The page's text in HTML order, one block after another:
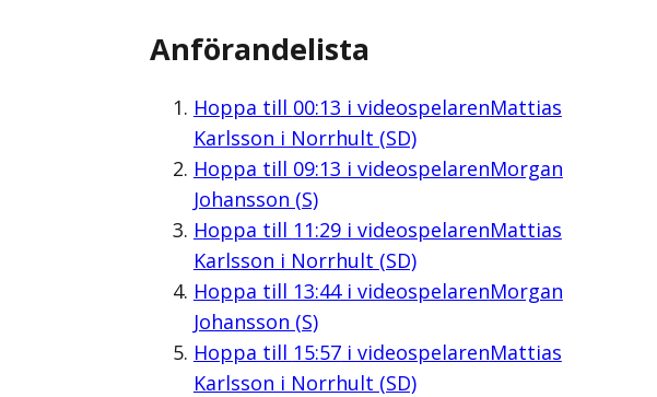
Anförandelista
Hoppa till 00:13 i videospelarenMattias
Karlsson i Norrhult (SD)
Hoppa till 09:13 i videospelarenMorgan
Johansson (S)
Hoppa till 11:29i videospelarenMattias
Karlsson i Norrhult (SD)
Hoppa till 13:44i videospelarenMorgan
Johansson (S)
Hoppa till 15:57i videospelarenMattias
Karlsson i Norrhult (SD)